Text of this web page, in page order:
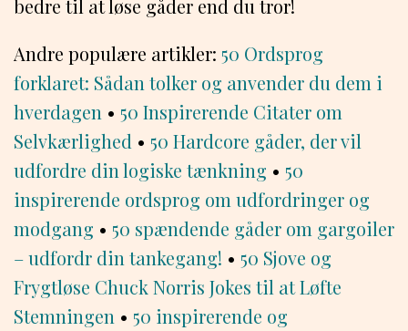
bedre til at løse gåder end du tror!
Andre populære artikler: 50 Ordsprog
forklaret: Sådan tolker og anvender du dem i
hverdagen • 50 Inspirerende Citater om
Selvkærlighed • 50 Hardcore gåder, der vil
udfordre din logiske tænkning • 50
inspirerende ordsprog om udfordringer og
modgang • 50 spændende gåder om gargoiler
– udfordr din tankegang! • 50 Sjove og
Frygtløse Chuck Norris Jokes til at Løfte
Stemningen • 50 inspirerende og